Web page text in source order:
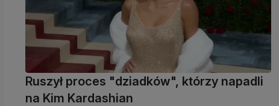
Ruszył proces "dziadków", którzy napadli
na Kim Kardashian